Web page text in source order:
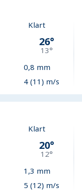
Klart
26°
13°
0,8 mm
4 (11) m/s
Klart
20°
12°
1,3 mm
5 (12) m/s